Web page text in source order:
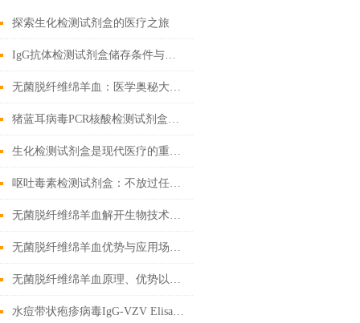
探索生化检测试剂盒的医疗之旅
IgG抗体检测试剂盒储存条件与有效期管理
无菌脱纤维绵羊血：医学奥秘大揭秘！
猪蓝耳病毒PCR核酸检测试剂盒基础科普
生化检测试剂盒是现代医疗的重要工具
呕吐毒素检测试剂盒：不放过任何微量毒素隐患
无菌脱纤维绵羊血解开生物技术的奇迹
无菌脱纤维绵羊血优势与应用场景汇总
无菌脱纤维绵羊血原理、优势以及应用前景
水痘带状疱疹病毒IgG-VZV Elisa检测试剂盒应用全解析